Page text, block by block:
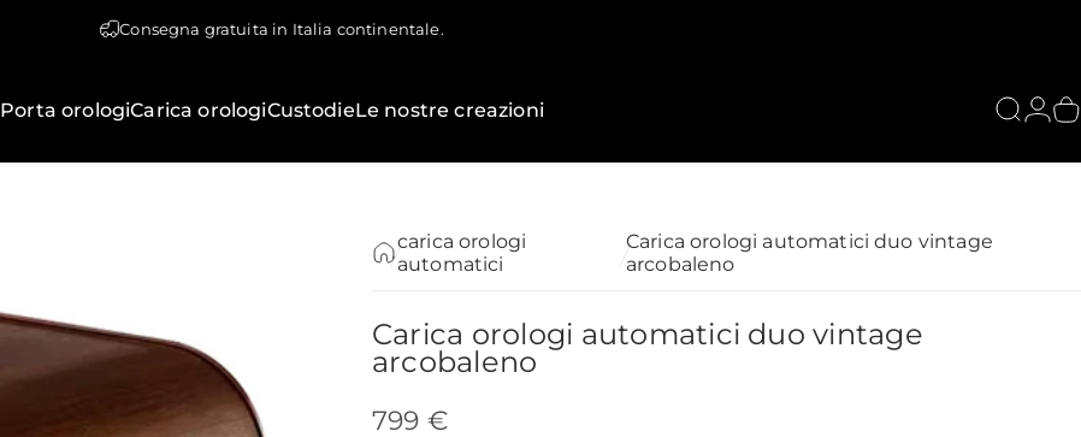
Consegna gratuita in Italia continentale.
Porta orologiCarica orologiCustodieLe nostre creazioni Cerca
carica orologi
automatici
Carica orologi automatici duo vintage
arcobaleno
Carica orologi automatici duo vintage
arcobaleno
799 €